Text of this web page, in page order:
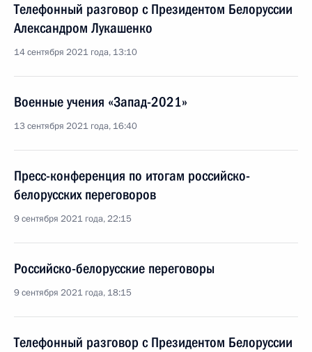
Телефонный разговор с Президентом Белоруссии
Александром Лукашенко
14 сентября 2021 года, 13:10
Военные учения «Запад-2021»
13 сентября 2021 года, 16:40
Пресс-конференция по итогам российско-
белорусских переговоров
9 сентября 2021 года, 22:15
Российско-белорусские переговоры
9 сентября 2021 года, 18:15
Телефонный разговор с Президентом Белоруссии